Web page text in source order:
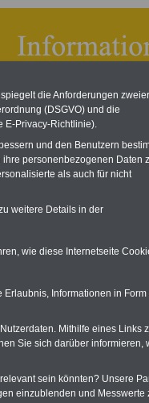
beispielsweise
die Anforderungen zweier
(DSGVO) und die
E-Privacy-Richtlinie).
und den Benutzern
personenbezogenen Daten
als auch für nicht
weitere Details in der
wie diese Internetseite
Informationen in Form
Mithilfe eines Links
Sie sich darüber informieren,
sein könnten? Unsere
einzublenden und Messwerte